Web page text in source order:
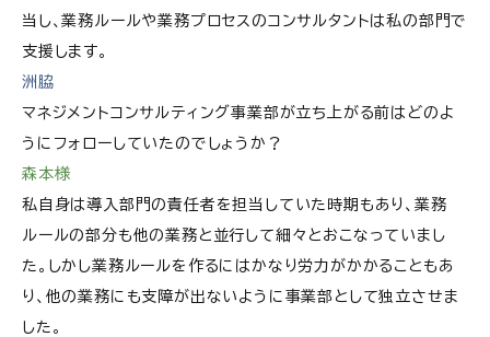
当し、業務ルールや業務プロセスのコンサルタントは私の部門で
支援します。
洲脇
マネジメントコンサルティング事業部が立ち上がる前はどのよ
うにフォローしていたのでしょうか？
森本様
私自身は導入部門の責任者を担当していた時期もあり、業務
ルールの部分も他の業務と並行して細々とおこなっていまし
た。しかし業務ルールを作るにはかなり労力がかかることもあ
り、他の業務にも支障が出ないように事業部として独立させま
した。